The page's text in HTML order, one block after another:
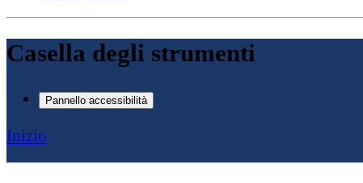
Casella degli strumenti
Pannello accessibilità
Inizio